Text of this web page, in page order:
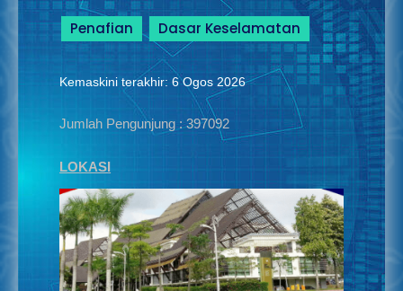
Penafian Dasar Keselamatan
Kemaskini terakhir: 6 Ogos 2026
Jumlah Pengunjung :397092
LOKASI